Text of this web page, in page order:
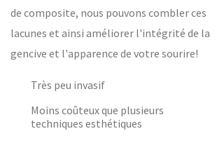
de composite, nous pouvons combler ces
lacunes et ainsi améliorer l'intégrité de la
gencive et l'apparence de votre sourire!
Très peu invasif
Moins coûteux que plusieurs
techniques esthétiques